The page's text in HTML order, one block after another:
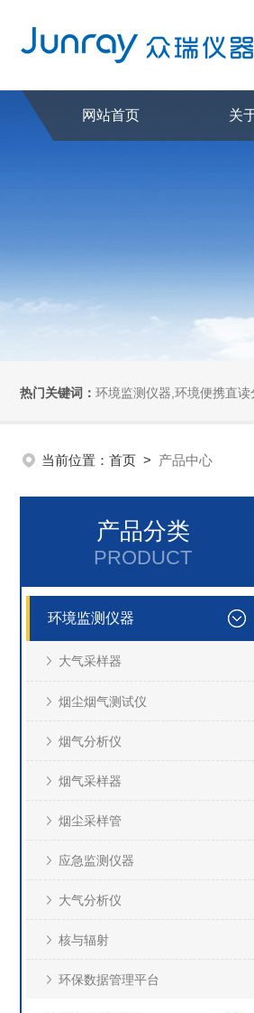
网站首页 关
热门关键词： 环境监测仪器,环境便携直
当前位置： 首页 > 产品中心
产品分类
PRODUCT
环境监测仪器
大气采样器
烟尘烟气测试仪
烟气分析仪
烟气采样器
烟尘采样管
应急监测仪器
大气分析仪
核与辐射
环保数据管理平台